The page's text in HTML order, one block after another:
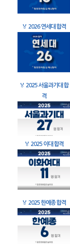
🏅 2026 연세대 합격
🏅 2025 서울과기대 합
격
🏅 2025 이대 합격
🏅 2025 한예종 합격